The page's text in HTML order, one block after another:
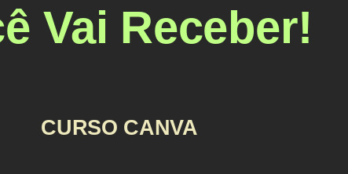
Vai Receber!
CURSO CANVA